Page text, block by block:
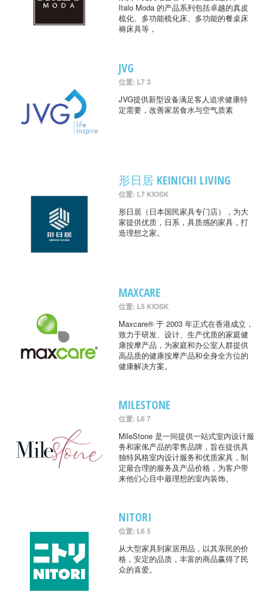
Italo Moda 的产品系列包括卓越的真皮
梳化、多功能梳化床、多功能的餐桌床
褥床具等，
JVG
位置: L7 3
JVG提供新型设备满足客人追求健康特
定需要，改善家居食水与空气质素
形日居 KEINICHI LIVING
位置: L7 KIOSK
形日居（日本国民家具专门店），为大
家提供优质，日系，具质感的家具，打
造理想之家。
MAXCARE
位置: L5 KIOSK
Maxcare® 于 2003 年正式在香港成立，
致力于研发、设计、生产优质的家庭健
康按摩产品，为家庭和办公室人群提供
高品质的健康按摩产品和全身全方位的
健康解决方案。
MILESTONE
位置: L6 7
MileStone 是一间提供一站式室内设计服
务和家俬产品的零售品牌，旨在提供具
独特风格室内设计服务和优质家具，制
定最合理的服务及产品价格，为客户带
来他们心目中最理想的室内装饰。
NITORI
位置: L6 5
从大型家具到家居用品，以其亲民的价
格，安定的品质，丰富的商品赢得了民
众的喜爱。